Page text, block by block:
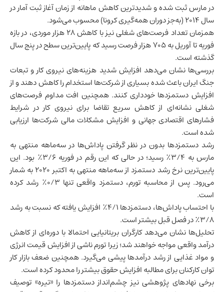
در مارس ثبت شده و شدیدترین کاهش ماهانه از زمان آغاز ثبت آمار در
سال ۲۰۱۴ (به‌جز دوران همه‌گیری کرونا) محسوب می‌شود.
همزمان تعداد فرصت‌های شغلی نیز با کاهش ۲۸ هزار موردی، در بازه
فوریه تا آوریل به ۷۰۵ هزار فرصت رسید که پایین‌ترین سطح در پنج سال
گذشته است.
بررسی‌ها نشان می‌دهد افزایش شدید هزینه‌های نیروی کار و تبعات
جنگ ایران باعث شده بسیاری از شرکت‌ها استخدام را کاهش دهند و از
افزایش دستمزدها خودداری کنند. همچنین افت مداوم فرصت‌های
شغلی نشانه‌ای از کاهش سریع تقاضا برای نیروی کار در شرایط
فشارهای اقتصادی جهانی و افزایش مشکلات مالی شرکت‌ها ارزیابی
شده است.
رشد دستمزدها بدون در نظر گرفتن پاداش‌ها در سه‌ماهه منتهی به
مارس به ۳/۴٪ رسید؛ در حالی که این رقم در فوریه ۳/۶٪ بود. این
پایین‌ترین نرخ رشد دستمزد از سه‌ماهه منتهی به اکتبر ۲۰۲۰ به شمار
می‌رود. پس از محاسبه تورم، دستمزد واقعی تنها ۰/۳٪ رشد کرده
است.
با احتساب پاداش‌ها، دستمزدها ۴/۱٪ افزایش یافته که نسبت به رشد
۳/۸٪ در فصل قبل بیشتر است.
تحلیل‌ها نشان می‌دهد کارگران بریتانیایی احتمالا با دوره‌ای از کاهش
درآمد واقعی مواجه خواهند شد؛ زیرا تورم ناشی از افزایش قیمت انرژی
و مواد غذایی از رشد درآمدها پیشی می‌گیرد. همچنین ضعفبازار کار
توان کارکنان برای مطالبه افزایش حقوق بیشتر را محدود کرده است.
برخی نهادهای پژوهشی نیز چشم‌انداز دستمزدها را «تیره» توصیف